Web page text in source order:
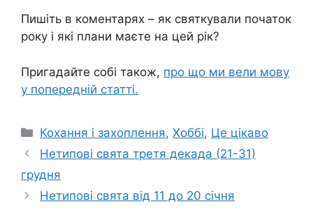
Пишіть в коментарях – як святкували початок
року і які плани маєте на цей рік?
Пригадайте собі також, про що ми вели мову
у попередній статті.
Категорії
Кохання і захоплення,Хоббі, Це цікаво
Навігація
запису
Нетипові свята третя декада (21-31)
грудня
Нетипові свята від 11 до 20 січня